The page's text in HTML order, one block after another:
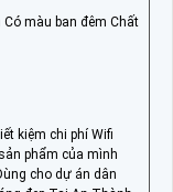
màu ban đêm Chất
kiệm chi phí Wifi
phẩm của mình
cho dự án dân